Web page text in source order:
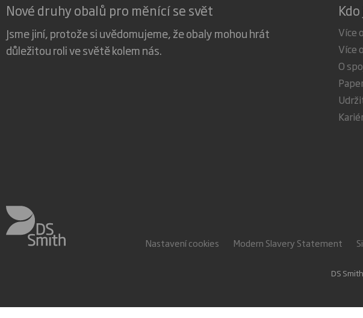
Nové druhy obalů pro měnící se svět
Jsme jiní, protože si uvědomujeme, že obaly mohou hrát
důležitou roli ve světě kolem nás.
Více
Více
O
Nastavení cookies Modern Slavery Statement
DS